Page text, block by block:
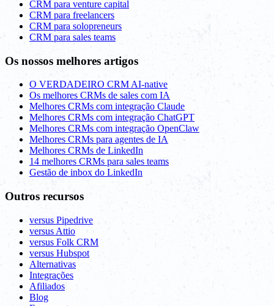
CRM para venture capital
CRM para freelancers
CRM para solopreneurs
CRM para sales teams
Os nossos melhores artigos
O VERDADEIRO CRM AI-native
Os melhores CRMs de sales com IA
Melhores CRMs com integração Claude
Melhores CRMs com integração ChatGPT
Melhores CRMs com integração OpenClaw
Melhores CRMs para agentes de IA
Melhores CRMs de LinkedIn
14 melhores CRMs para sales teams
Gestão de inbox do LinkedIn
Outros recursos
versus Pipedrive
versus Attio
versus Folk CRM
versus Hubspot
Alternativas
Integrações
Afiliados
Blog